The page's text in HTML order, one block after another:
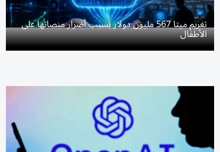
تغريم ميتا 567 مليون دولار بسبب أضرار منصاتها على
الأطفال